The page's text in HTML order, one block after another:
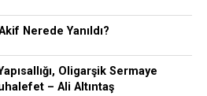
Nerede Yanıldı?
Oligarşik Sermaye
– Ali Altıntaş